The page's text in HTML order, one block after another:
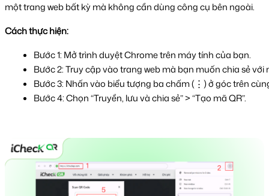
một trang web bất kỳ mà không cần dùng công cụ bên ngoài.
Cách thực hiện:
Bước 1: Mở trình duyệt Chrome trên máy tính của bạn.
Bước 2: Truy cập vào trang web mà bạn muốn chia sẻ với
Bước 3: Nhấn vào biểu tượng ba chấm (⋮) ở góc trên
Bước 4: Chọn “Truyền, lưu và chia sẻ” > “Tạo mã QR”.